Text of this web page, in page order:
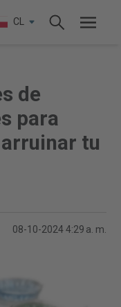
CL
de
para
tu
08-10-2024 4:29 a. m.